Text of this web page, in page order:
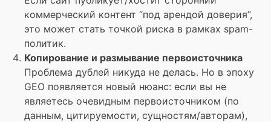
коммерческий контент “под арендой доверия”,
это может стать точкой риска в рамках spam-
политик.
Копирование и размывание первоисточника
Проблема дублей никуда не делась. Но в эпоху
GEO появляется новый нюанс: если вы не
являетесь очевидным первоисточником (по
данным, цитируемости, сущностям/авторам),